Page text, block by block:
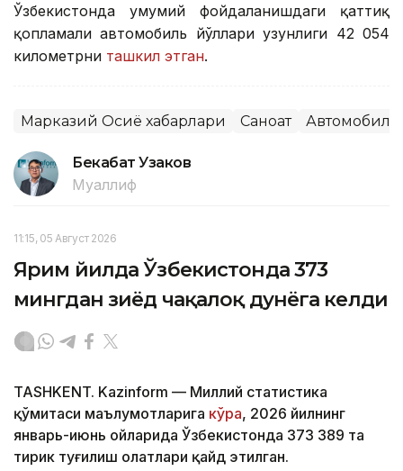
Ўзбекистонда умумий фойдаланишдаги қаттиқ
қопламали автомобиль йўллари узунлиги 42 054
километрни ташкил этган.
Марказий Осиё хабарлари Саноат
Бекабат Узаков
Муаллиф
11:15, 05 Август 2026
Ярим йилда Ўзбекистонда 373
мингдан зиёд чақалоқ дунёга келди
TASHKENT. Kazinform — Миллий статистика
қўмитаси маълумотларига кўра, 2026 йилнинг
январь-июнь ойларида Ўзбекистонда 373 389 та
тирик туғилиш ҳолатлари қайд этилган.